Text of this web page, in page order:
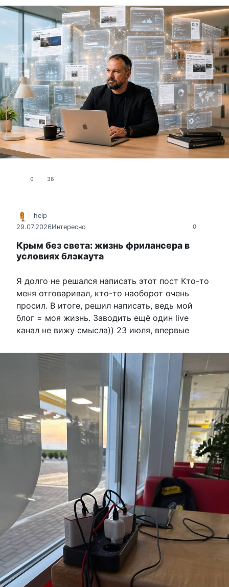
0 36
0
help
29.07.2026Интересно
Крым без света: жизнь фрилансера в
условиях блэкаута
Я долго не решался написать этот пост Кто-то
меня отговаривал, кто-то наоборот очень
просил. В итоге, решил написать, ведь мой
блог = моя жизнь. Заводить ещё один live
канал не вижу смысла)) 23 июля, впервые